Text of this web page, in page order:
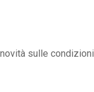
sulle